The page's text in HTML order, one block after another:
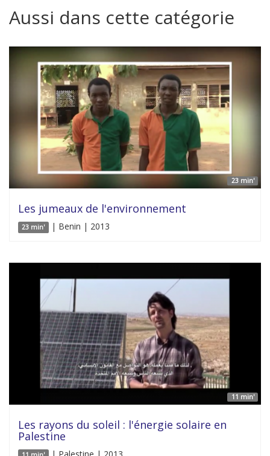
Aussi dans cette catégorie
23 min'
Les jumeaux de l'environnement
23 min' | Benin | 2013
11 min'
Les rayons du soleil : l'énergie solaire en
Palestine